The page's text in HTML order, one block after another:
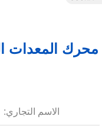
محرك المعدات
الاسم التجاري: